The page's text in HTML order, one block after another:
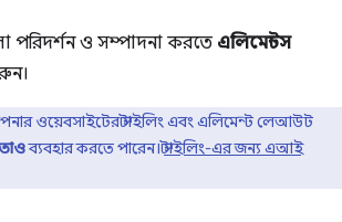
পরিদর্শন ও সম্পাদনা করতে এলিমেন্টস
ওয়েবসাইটের স্টাইলিং এবং এলিমেন্ট লেআউট
ব্যবহার করতে পারেন।স্টাইলিং-এর জন্য এআই